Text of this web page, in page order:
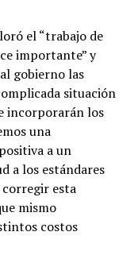
el “trabajo de
importante” y
gobierno las
situación
incorporarán los
una
a un
a los estándares
esta
mismo
costos